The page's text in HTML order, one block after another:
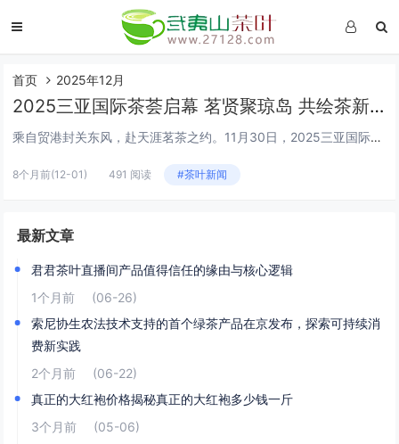
首页 2025年12月
2025三亚国际茶荟启幕 茗贤聚琼岛 共绘茶新篇
乘自贸港封关东风，赴天涯茗茶之约。11月30日，2025三亚国际茶荟在中粮（三亚）国贸中心举办，本次活动以“茗贤聚三亚 茶通自贸港——自贸港封关背景下茶产业突破路径”为主题，国内知名茶产业专家、茶企代表、茶叶贸易商及政企学界精英齐聚三亚，共...
8个月前(12-01) 491 阅读 #茶叶新闻
最新文章
君君茶叶直播间产品值得信任的缘由与核心逻辑
1个月前
(06-26)
索尼协生农法技术支持的首个绿茶产品在京发布，探索可持续消
费新实践
2个月前
(06-22)
真正的大红袍价格揭秘真正的大红袍多少钱一斤
3个月前
(05-06)